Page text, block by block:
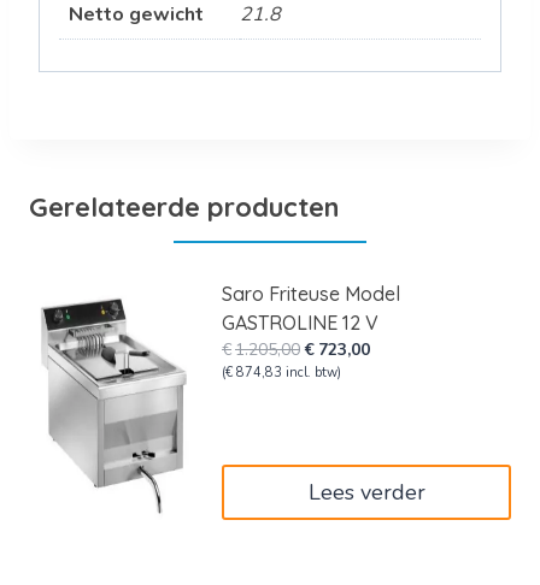
Netto gewicht
21.8
Gerelateerde producten
Saro Friteuse Model
GASTROLINE 12 V
€1.205,00Oorspronkelijke
prijs
€ 723,00Huidige
(€ 874,83 incl. btw)
Lees verder